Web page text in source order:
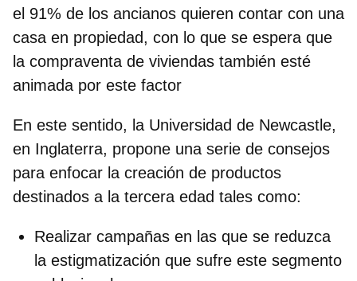
el 91% de los ancianos quieren contar con una
casa en propiedad, con lo que se espera que
la compraventa de viviendas también esté
animada por este factor
En este sentido, la Universidad de Newcastle,
en Inglaterra, propone una serie de consejos
para enfocar la creación de productos
destinados a la tercera edad tales como:
Realizar campañas en las que se reduzca
la estigmatización que sufre este segmento